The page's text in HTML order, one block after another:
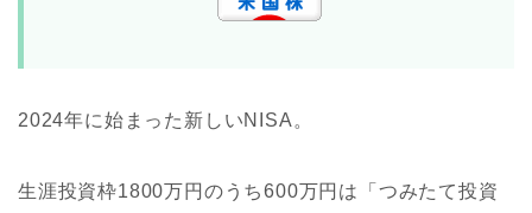
2024年に始まった新しいNISA。
生涯投資枠1800万円のうち600万円は「つみたて投資